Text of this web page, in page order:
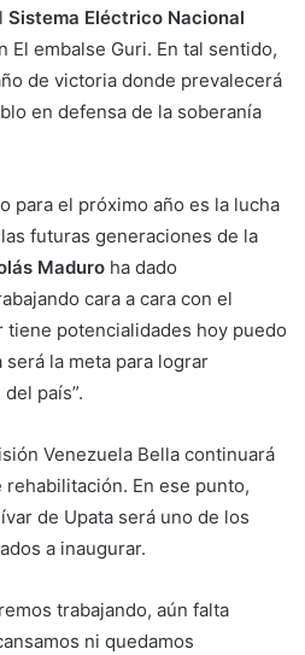
Sistema Eléctrico Nacional
El embalse Guri. En tal sentido,
de victoria donde prevalecerá
en defensa de la soberanía
para el próximo año es la lucha
futuras generaciones de la
Maduro ha dado
cara a cara con el
tiene potencialidades hoy puedo
la meta para lograr
país”.
Venezuela Bella continuará
En ese punto,
de Upata será uno de los
a inaugurar.
trabajando, aún falta
ni quedamos